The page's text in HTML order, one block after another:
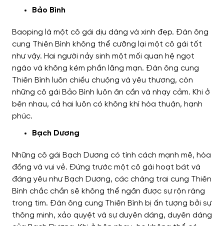
Bảo Bình
Baoping là một cô gái dịu dàng và xinh đẹp. Đàn ông
cung Thiên Bình không thể cưỡng lại một cô gái tốt
như vậy. Hai người nảy sinh một mối quan hệ ngọt
ngào và không kém phần lãng mạn. Đàn ông cung
Thiên Bình luôn chiều chuộng và yêu thương, còn
những cô gái Bảo Bình luôn ân cần và nhạy cảm. Khi ở
bên nhau, cả hai luôn có không khí hòa thuận, hạnh
phúc.
Bạch Dương
Những cô gái Bạch Dương có tính cách mạnh mẽ, hòa
đồng và vui vẻ. Đứng trước một cô gái hoạt bát và
đáng yêu như Bạch Dương, các chàng trai cung Thiên
Bình chắc chắn sẽ không thể ngăn được sự rộn ràng
trong tim. Đàn ông cung Thiên Bình bị ấn tượng bởi sự
thông minh, xảo quyệt và sự duyên dáng, duyên dáng